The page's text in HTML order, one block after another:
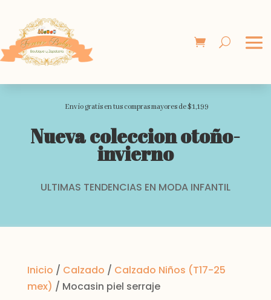
Envio gratis en tus compras mayores de $1,199
Nueva coleccion otoño-
invierno
ULTIMAS TENDENCIAS EN MODA INFANTIL
Inicio / Calzado / Calzado Niños (T17-25
mex) / Mocasin piel serraje